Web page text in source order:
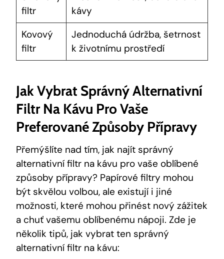
filtr
kávy
Kovový
filtr
Jednoduchá údržba, šetrnost
k životnímu prostředí
Jak Vybrat Správný Alternativní
Filtr Na Kávu Pro Vaše
Preferované Způsoby Přípravy
Přemýšlíte nad tím, jak najít správný
alternativní filtr na kávu pro vaše oblíbené
způsoby přípravy? Papírové filtry mohou
být skvělou volbou, ale existují i jiné
možnosti, které mohou přinést nový zážitek
a chuť vašemu oblíbenému nápoji. Zde je
několik tipů, jak vybrat ten správný
alternativní filtr na kávu: